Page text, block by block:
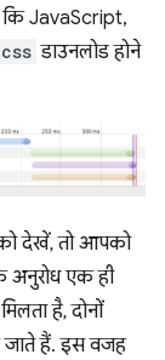
कि JavaScript,
डाउनलोड होने
देखें, तो आपको
अनुरोध एक ही
है, दोनों
जाते हैं. इस वजह